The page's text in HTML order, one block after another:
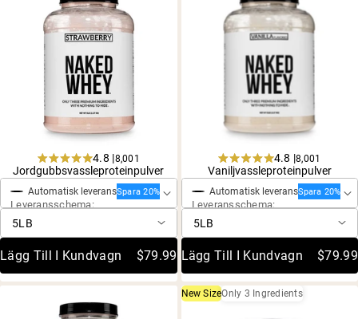
Rated
4.8
out
of
4.8 |8,001
Jordgubbsvassleproteinpulver
Engångsköp
Automatisk leveransSpara 20%
Leveransschema:
Lägg Till I Kundvagn $79.99
Rated
4.8
out
of
4.8 |8,001
Vaniljvassleproteinpulver
Engångsköp
Automatisk leveransSpara 20%
Leveransschema:
Lägg Till I Kundvagn $79.99
New SizeOnly 3 Ingredients